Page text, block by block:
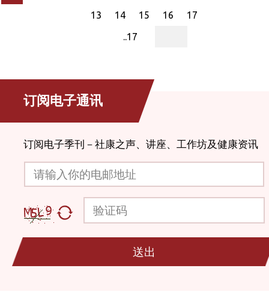
13
14 15 16
17
..17
订阅电子通讯
订阅电子季刊－社康之声、讲座、工作坊及健康资讯
送出